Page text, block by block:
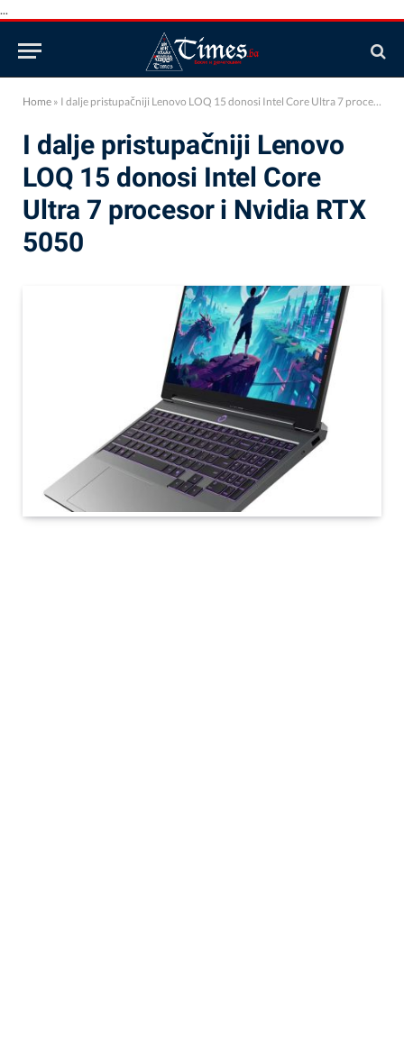
...
Home » I dalje pristupačniji Lenovo LOQ 15 donosi Intel Core Ultra 7 procesor i Nvidia RTX 5050
I dalje pristupačniji Lenovo
LOQ 15 donosi Intel Core
Ultra 7 procesor i Nvidia RTX
5050